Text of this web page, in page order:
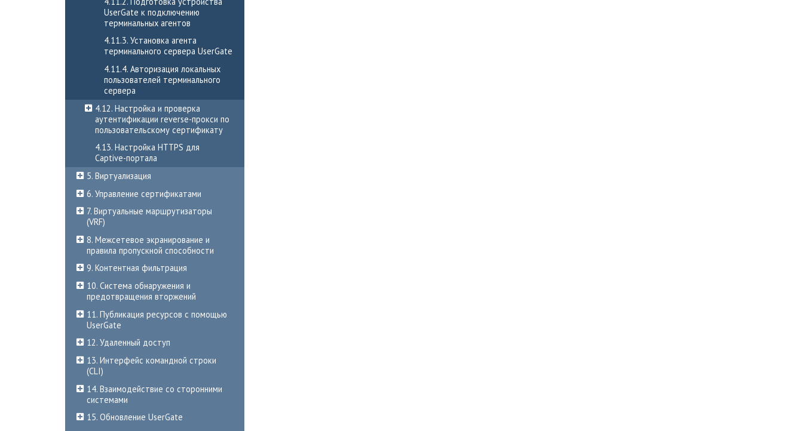
UserGate к подключению
терминальных агентов
4.11.3. Установка агента
терминального сервера UserGate
4.11.4. Авторизация локальных
пользователей терминального
сервера
4.12. Настройка и проверка
аутентификации reverse-прокси по
пользовательскому сертификату
4.13. Настройка HTTPS для
Captive-портала
5. Виртуализация
6. Управление сертификатами
7. Виртуальные маршрутизаторы
(VRF)
8. Межсетевое экранирование и
правила пропускной способности
9. Контентная фильтрация
10. Система обнаружения и
предотвращения вторжений
11. Публикация ресурсов с помощью
UserGate
12. Удаленный доступ
13. Интерфейс командной строки
(CLI)
14. Взаимодействие со сторонними
системами
15. Обновление UserGate